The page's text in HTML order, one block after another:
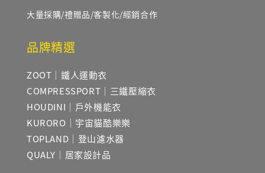
大量採購/禮贈品/客製化/經銷合作
品牌精選
ZOOT｜鐵人運動衣
COMPRESSPORT｜三鐵壓縮衣
HOUDINI｜戶外機能衣
KURORO｜宇宙貓酷樂樂
TOPLAND｜登山濾水器
QUALY｜居家設計品